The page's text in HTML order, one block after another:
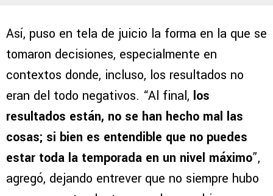
Así, puso en tela de juicio la forma en la que se
tomaron decisiones, especialmente en
contextos donde, incluso, los resultados no
eran del todo negativos. “Al final, los
resultados están, no se han hecho mal las
cosas; si bien es entendible que no puedes
estar toda la temporada en un nivel máximo”,
agregó, dejando entrever que no siempre hubo